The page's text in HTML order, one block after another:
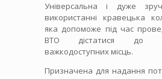
Універсальна і дуже
використанні кравецька
яка допоможе під час
ВТО дістатися до
важкодоступних місць.
Призначена для надання